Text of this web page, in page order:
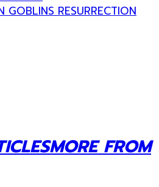
GOBLINS RESURRECTION
MORE FROM